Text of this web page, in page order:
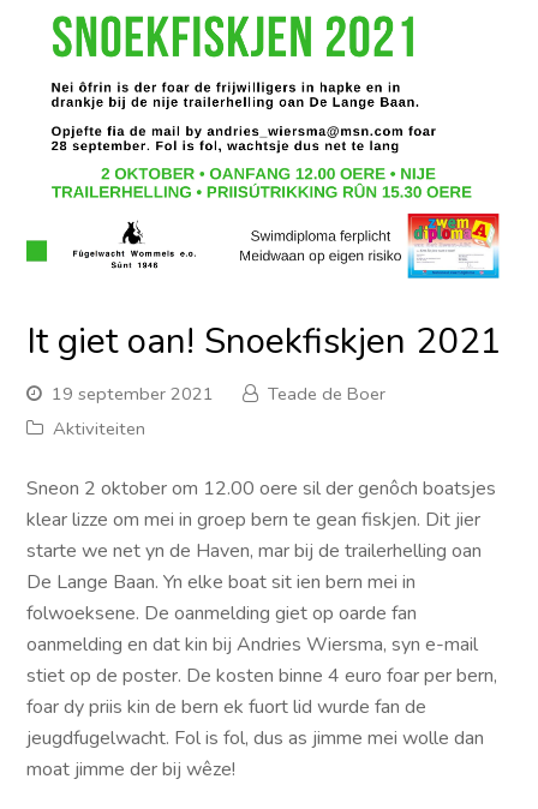
It giet oan! Snoekfiskjen 2021
19 september 2021
Teade de Boer
Aktiviteiten
Sneon 2 oktober om 12.00 oere sil der genôch boatsjes
klear lizze om mei in groep bern te gean fiskjen. Dit jier
starte we net yn de Haven, mar bij de trailerhelling oan
De Lange Baan. Yn elke boat sit ien bern mei in
folwoeksene. De oanmelding giet op oarde fan
oanmelding en dat kin bij Andries Wiersma, syn e-mail
stiet op de poster. De kosten binne 4 euro foar per bern,
foar dy priis kin de bern ek fuort lid wurde fan de
jeugdfugelwacht. Fol is fol, dus as jimme mei wolle dan
moat jimme der bij wêze!